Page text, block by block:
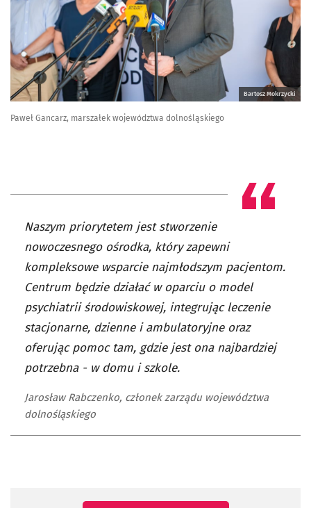
Bartosz Mokrzycki
Paweł Gancarz, marszałek województwa dolnośląskiego
Naszym priorytetem jest stworzenie
nowoczesnego ośrodka, który zapewni
kompleksowe wsparcie najmłodszym pacjentom.
Centrum będzie działać w oparciu o model
psychiatrii środowiskowej, integrując leczenie
stacjonarne, dzienne i ambulatoryjne oraz
oferując pomoc tam, gdzie jest ona najbardziej
potrzebna - w domu i szkole.
Jarosław Rabczenko, członek zarządu województwa
dolnośląskiego